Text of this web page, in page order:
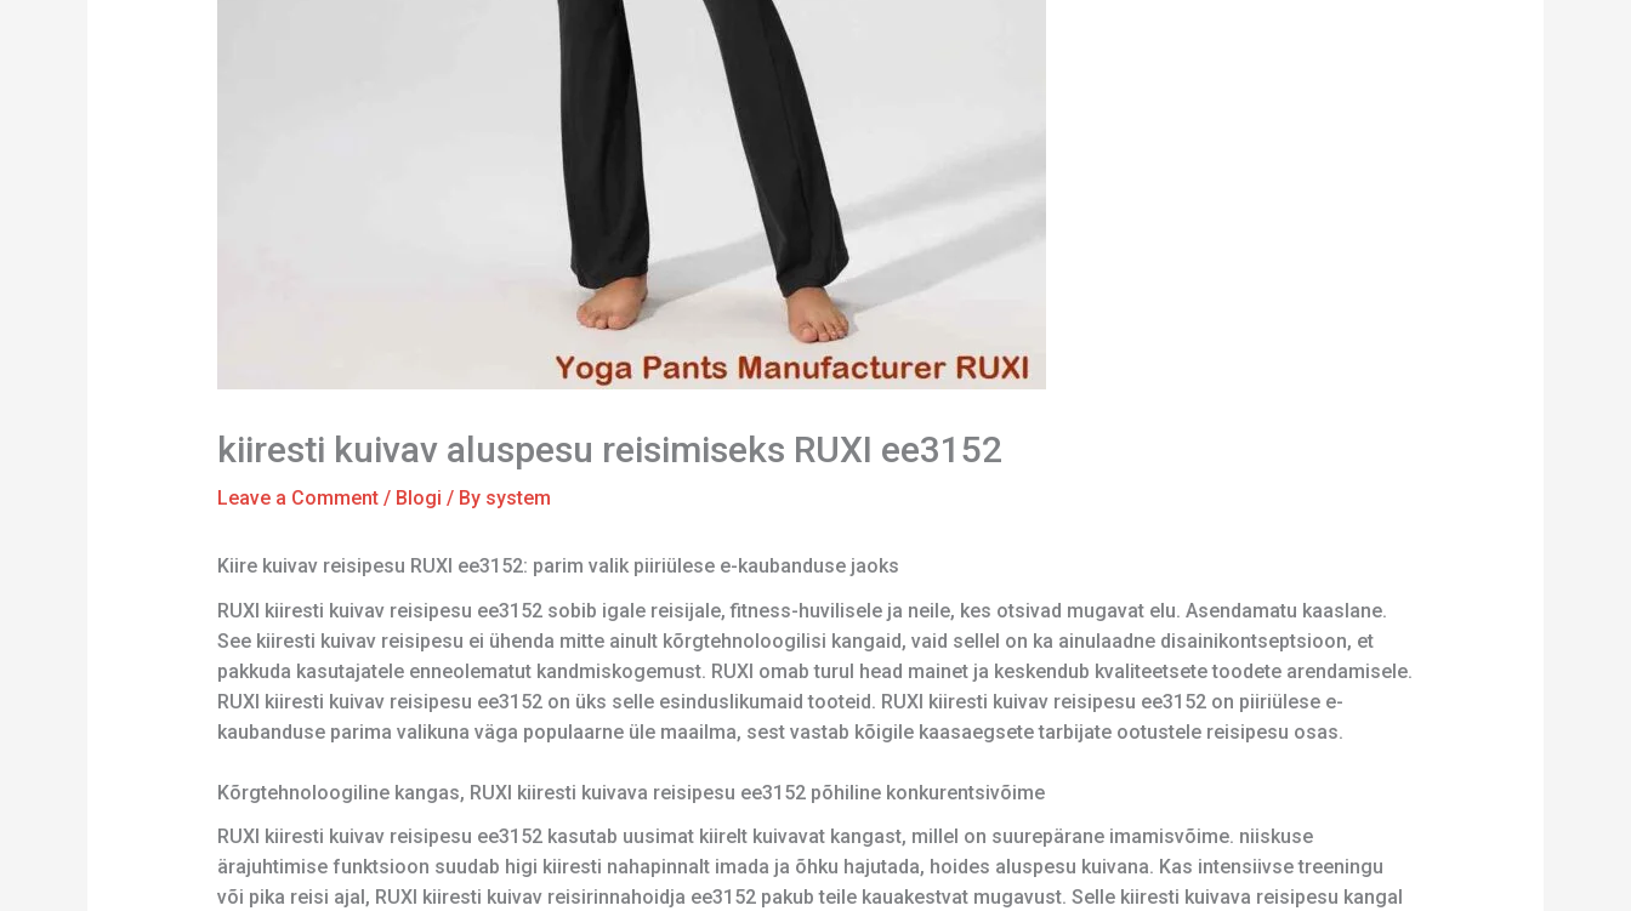
kiiresti kuivav aluspesu reisimiseks RUXI ee3152
Leave a Comment / Blogi / By system
Kiire kuivav reisipesu RUXI ee3152: parim valik piiriülese e-kaubanduse jaoks
RUXI kiiresti kuivav reisipesu ee3152 sobib igale reisijale, fitness-huvilisele ja neile, kes otsivad mugavat elu. Asendamatu kaaslane.
See kiiresti kuivav reisipesu ei ühenda mitte ainult kõrgtehnoloogilisi kangaid, vaid sellel on ka ainulaadne disainikontseptsioon, et
pakkuda kasutajatele enneolematut kandmiskogemust. RUXI omab turul head mainet ja keskendub kvaliteetsete toodete arendamisele.
RUXI kiiresti kuivav reisipesu ee3152 on üks selle esinduslikumaid tooteid. RUXI kiiresti kuivav reisipesu ee3152 on piiriülese e-
kaubanduse parima valikuna väga populaarne üle maailma, sest vastab kõigile kaasaegsete tarbijate ootustele reisipesu osas.
Kõrgtehnoloogiline kangas, RUXI kiiresti kuivava reisipesu ee3152 põhiline konkurentsivõime
RUXI kiiresti kuivav reisipesu ee3152 kasutab uusimat kiirelt kuivavat kangast, millel on suurepärane imamisvõime. niiskuse
ärajuhtimise funktsioon suudab higi kiiresti nahapinnalt imada ja õhku hajutada, hoides aluspesu kuivana. Kas intensiivse treeningu
või pika reisi ajal, RUXI kiiresti kuivav reisirinnahoidja ee3152 pakub teile kauakestvat mugavust. Selle kiiresti kuivava reisipesu kangal